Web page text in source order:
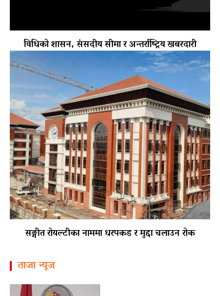
विधिको शासन, संसदीय सीमा र अन्तर्राष्ट्रिय खबरदारी
सङ्गीत रोयल्टीका नाममा धरपकड र मुद्दा चलाउन रोक
ताजा न्यूज